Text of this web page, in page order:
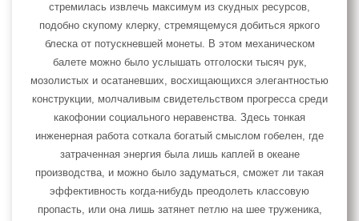
стремилась извлечь максимум из скудных ресурсов,
подобно скупому клерку, стремящемуся добиться яркого
блеска от потускневшей монеты. В этом механическом
балете можно было услышать отголоски тысяч рук,
мозолистых и осатаневших, восхищающихся элегантностью
конструкции, молчаливым свидетельством прогресса среди
какофонии социального неравенства. Здесь тонкая
инженерная работа соткала богатый смыслом гобелен, где
затраченная энергия была лишь каплей в океане
производства, и можно было задуматься, сможет ли такая
эффективность когда-нибудь преодолеть классовую
пропасть, или она лишь затянет петлю на шее труженика,